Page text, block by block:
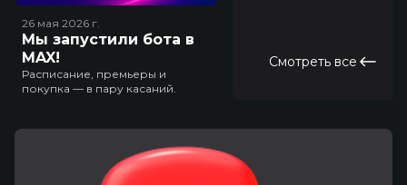
26 мая 2026 г.
Мы запустили бота в
MAX!
Расписание, премьеры и
покупка — в пару касаний.
Смотреть все